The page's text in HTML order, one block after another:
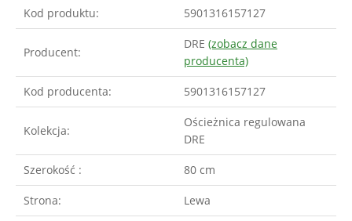
Kod produktu: 5901316157127
Producent:
DRE (zobacz dane
producenta)
Kod producenta: 5901316157127
Kolekcja:
Ościeżnica regulowana
DRE
Szerokość : 80 cm
Strona: Lewa